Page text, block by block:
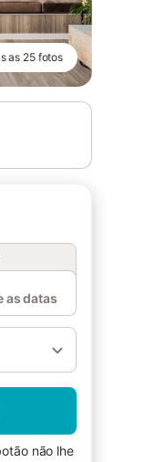
as 25 fotos
as datas
não lhe